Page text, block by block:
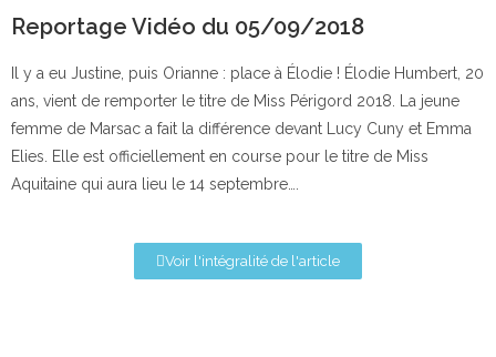
Reportage Vidéo du 05/09/2018
Il y a eu Justine, puis Orianne : place à Élodie ! Élodie Humbert, 20
ans, vient de remporter le titre de Miss Périgord 2018. La jeune
femme de Marsac a fait la différence devant Lucy Cuny et Emma
Elies. Elle est officiellement en course pour le titre de Miss
Aquitaine qui aura lieu le 14 septembre….
Voir l'intégralité de l'article